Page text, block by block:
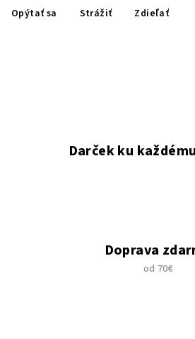
Opýtať sa Strážiť Zdieľať
Darček ku
Doprava
od 70€